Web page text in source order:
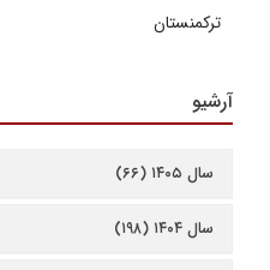
ترکمنستان
آرشیو
سال ۱۴۰۵ (۶۶)
سال ۱۴۰۴ (۱۹۸)